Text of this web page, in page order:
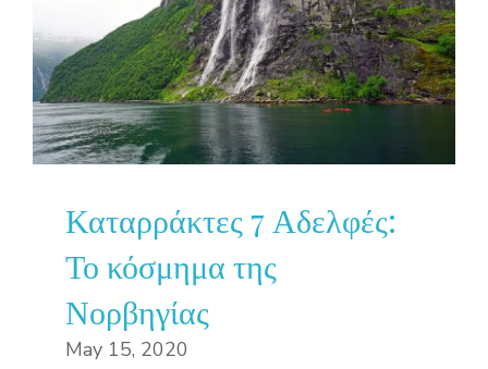
Καταρράκτες 7 Αδελφές:
Το κόσμημα της
Νορβηγίας
May 15, 2020